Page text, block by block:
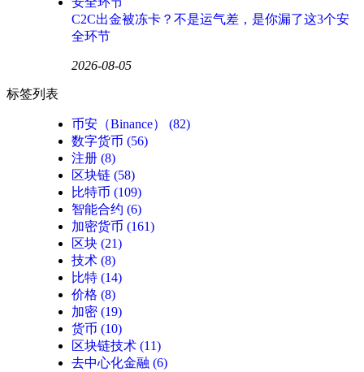
C2C出金被冻卡？不是运气差，是你漏了这3个安
全环节
2026-08-05
标签列表
币安（Binance）
(82)
数字货币 (56)
注册 (8)
区块链 (58)
比特币 (109)
智能合约 (6)
加密货币 (161)
区块 (21)
技术 (8)
比特 (14)
价格 (8)
加密 (19)
货币 (10)
区块链技术 (11)
去中心化金融 (6)